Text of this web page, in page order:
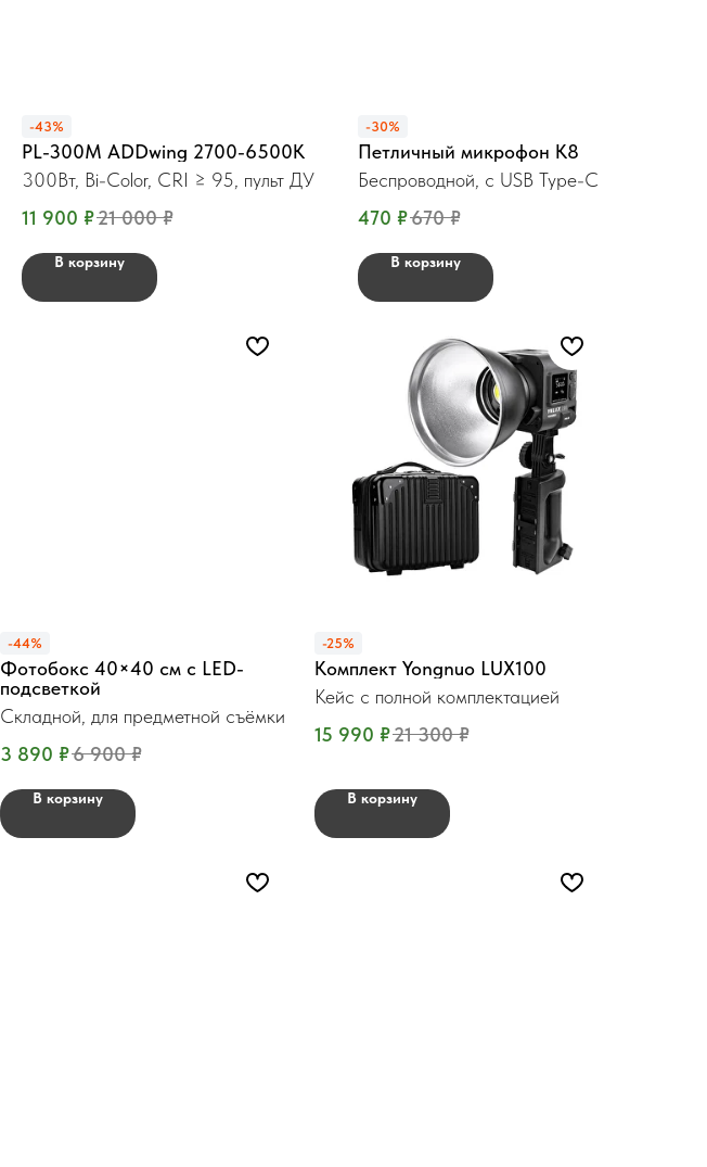
-43%
PL-300М ADDwing 2700-6500K
300Вт, Bi-Color, CRI ≥ 95, пульт ДУ
11 900 ₽21 000 ₽
В корзину
-30%
Петличный микрофон К8
Беспроводной, c USB Type-C
470 ₽670 ₽
В корзину
-44%
Фотобокс 40×40 см с LED-
подсветкой
Складной, для предметной съёмки
3 890 ₽6 900 ₽
В корзину
-25%
Комплект Yongnuo LUX100
Кейс с полной комплектацией
15 990 ₽21 300 ₽
В корзину